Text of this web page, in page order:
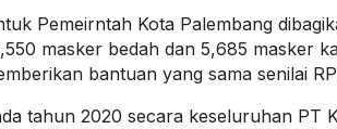
Pemeirntah Kota Palembang
masker bedah dan 5,685 masker
bantuan yang sama senilai
tahun 2020 secara keseluruhan PT